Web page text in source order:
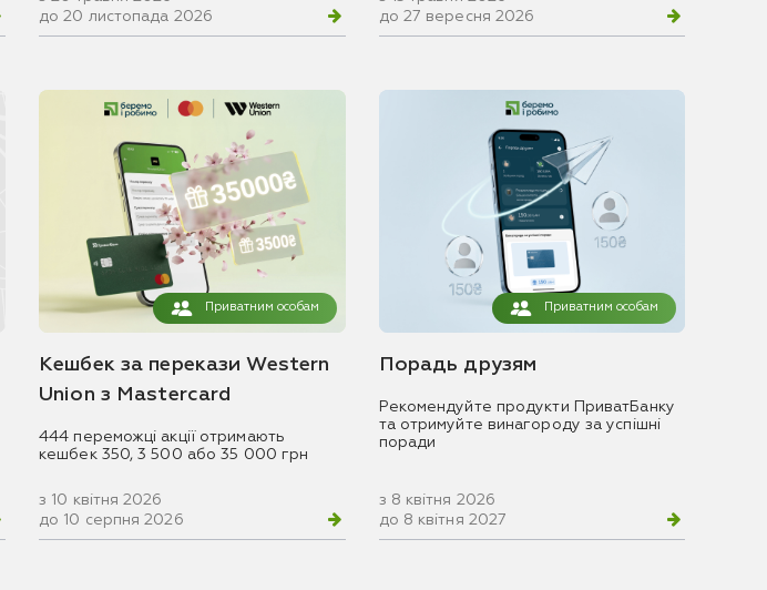
до 20 листопада 2026
до 27 вересня 2026
Приватним особам
Кешбек за перекази Western
Union з Mastercard
444 переможці акції отримають
кешбек 350, 3 500 або 35 000 грн
з 10 квітня 2026
до 10 серпня 2026
Приватним особам
Порадь друзям
Рекомендуйте продукти ПриватБанку
та отримуйте винагороду за успішні
поради
з 8 квітня 2026
до 8 квітня 2027